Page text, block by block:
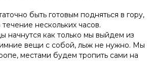
быть готовым подняться в гору,
нескольких часов.
начнутся как только мы выйдем из
вещи с собой, лыж не нужно. Мы
местами будем тропить сами на